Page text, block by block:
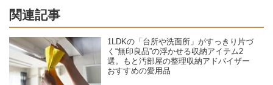
関連記事
1LDKの「台所や洗面所」がすっきり片づ
く“無印良品”の浮かせる収納アイテム2
選。もと汚部屋の整理収納アドバイザー
おすすめの愛用品